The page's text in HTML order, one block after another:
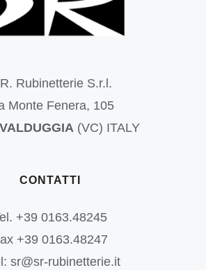
Rubinetterie S.r.l.
Monte Fenera, 105
VALDUGGIA(VC) ITALY
CONTATTI
+39 0163.48245
+39 0163.48247
sr@sr-rubinetterie.it